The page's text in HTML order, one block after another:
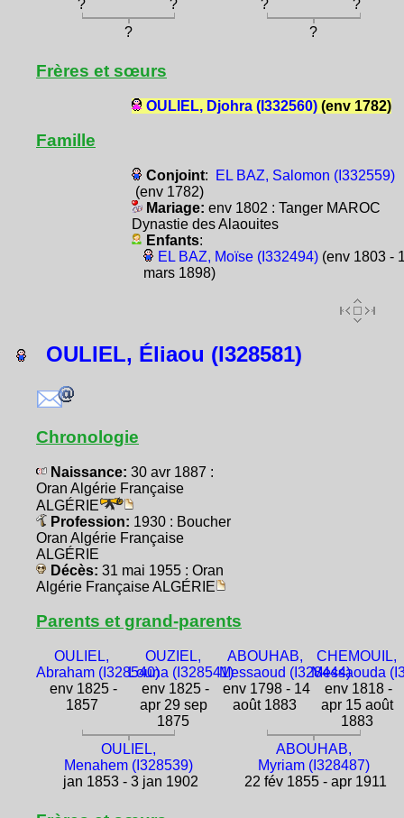
? ? ?
?
?
?
Frères et sœurs
OULIEL, Djohra (I332560)(env 1782)
Famille
Conjoint:
EL BAZ, Salomon (I332559)
(env 1782)
Mariage: env 1802 : Tanger MAROC
Dynastie des Alaouites
Enfants:
EL BAZ, Moïse (I332494)(env 1803 -
mars 1898)
OULIEL, Éliaou (I328581)
Chronologie
Naissance: 30 avr 1887 :
Oran Algérie Française
ALGÉRIE
Profession: 1930 : Boucher
Oran Algérie Française
ALGÉRIE
Décès: 31 mai 1955 : Oran
Algérie Française ALGÉRIE
Parents et grand-parents
OULIEL,
Abraham (I328540)
env 1825 -
1857
OUZIEL,
Louna (I328541)
env 1825 -
apr 29 sep
1875
ABOUHAB,
Messaoud (I328444)
env 1798 - 14
août 1883
CHEMOUIL,
Messaouda
env 1818 -
apr 15 août
1883
OULIEL,
Menahem (I328539)
jan 1853 - 3 jan 1902
ABOUHAB,
Myriam (I328487)
22 fév 1855 - apr 1911